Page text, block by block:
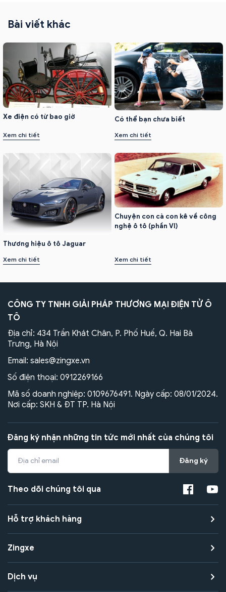
Bài viết khác
Xe điện có từ bao giờ
Xem chi tiết
Có thể bạn chưa biết
Xem chi tiết
Thương hiệu ô tô Jaguar
Xem chi tiết
Chuyện con cà con kê về công
nghệ ô tô (phần VI)
Xem chi tiết
CÔNG TY TNHH GIẢI PHÁP THƯƠNG MẠI ĐIỆN TỬ Ô
TÔ
Địa chỉ: 434 Trần Khát Chân, P. Phố Huế, Q. Hai Bà
Trưng, Hà Nội
Email: sales@zingxe.vn
Số điện thoại: 0912269166
Mã số doanh nghiệp: 0109676491. Ngày cấp: 08/01/2024.
Nơi cấp: SKH & ĐT TP. Hà Nội
Đăng ký nhận những tin tức mới nhất của chúng tôi
Đăng ký
Theo dõi chúng tôi qua
Hỗ trợ khách hàng
Zingxe
Dịch vụ